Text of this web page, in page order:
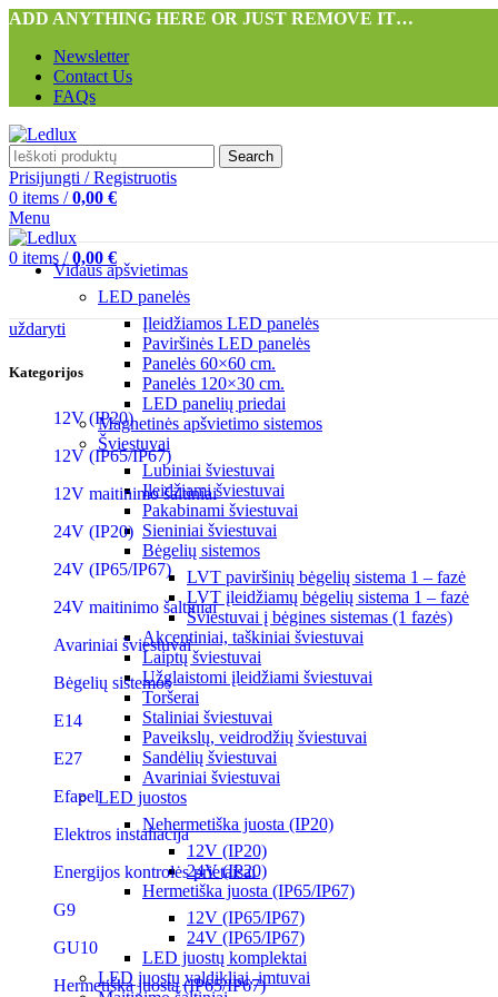
ADD ANYTHING HERE OR JUST REMOVE IT…
Newsletter
Contact Us
FAQs
Search
Prisijungti / Registruotis
0 items / 0,00 €
Menu
0 items / 0,00 €
Vidaus apšvietimas
LED panelės
Įleidžiamos LED panelės
Paviršinės LED panelės
Panelės 60×60 cm.
Panelės 120×30 cm.
LED panelių priedai
Magnetinės apšvietimo sistemos
Šviestuvai
Lubiniai šviestuvai
Įleidžiami šviestuvai
Pakabinami šviestuvai
Sieniniai šviestuvai
Bėgelių sistemos
LVT paviršinių bėgelių sistema 1 – fazė
LVT įleidžiamų bėgelių sistema 1 – fazė
Šviestuvai į bėgines sistemas (1 fazės)
Akcentiniai, taškiniai šviestuvai
Laiptų šviestuvai
Užglaistomi įleidžiami šviestuvai
Toršerai
Staliniai šviestuvai
Paveikslų, veidrodžių šviestuvai
Sandėlių šviestuvai
Avariniai šviestuvai
LED juostos
Nehermetiška juosta (IP20)
12V (IP20)
24V (IP20)
Hermetiška juosta (IP65/IP67)
12V (IP65/IP67)
24V (IP65/IP67)
LED juostų komplektai
LED juostų valdikliai, imtuvai
uždaryti
Kategorijos
12V (IP20)
12V (IP65/IP67)
12V maitinimo šaltiniai
24V (IP20)
24V (IP65/IP67)
24V maitinimo šaltiniai
Avariniai šviestuvai
Bėgelių sistemos
E14
E27
Efapel
Elektros instaliacija
Energijos kontrolės prietaisai
G9
GU10
Hermetiška juosta (IP65/IP67)